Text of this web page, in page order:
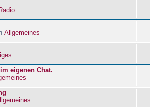
Radio
Allgemeines
eigenen Chat.